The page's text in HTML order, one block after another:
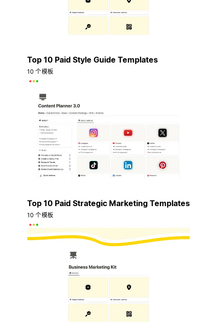
Top 10 Paid Style Guide Templates
10 个模板
Top 10 Paid Strategic Marketing Templates
10 个模板